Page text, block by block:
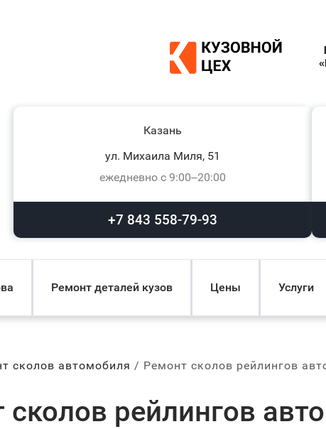
Казань
ул. Михаила Миля, 51
ежедневно с 9:00–20:00
+7 843 558-79-93
Ремонт деталей кузов Цены Услуги
сколов автомобиля Ремонт сколов рейлингов
сколов рейлингов